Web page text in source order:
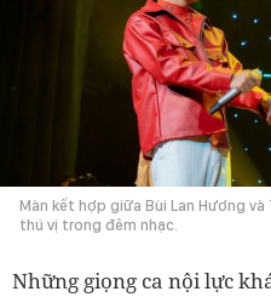
Màn kết hợp giữa Bùi Lan Hương
thú vị trong đêm nhạc.
Những giọng ca nội lực